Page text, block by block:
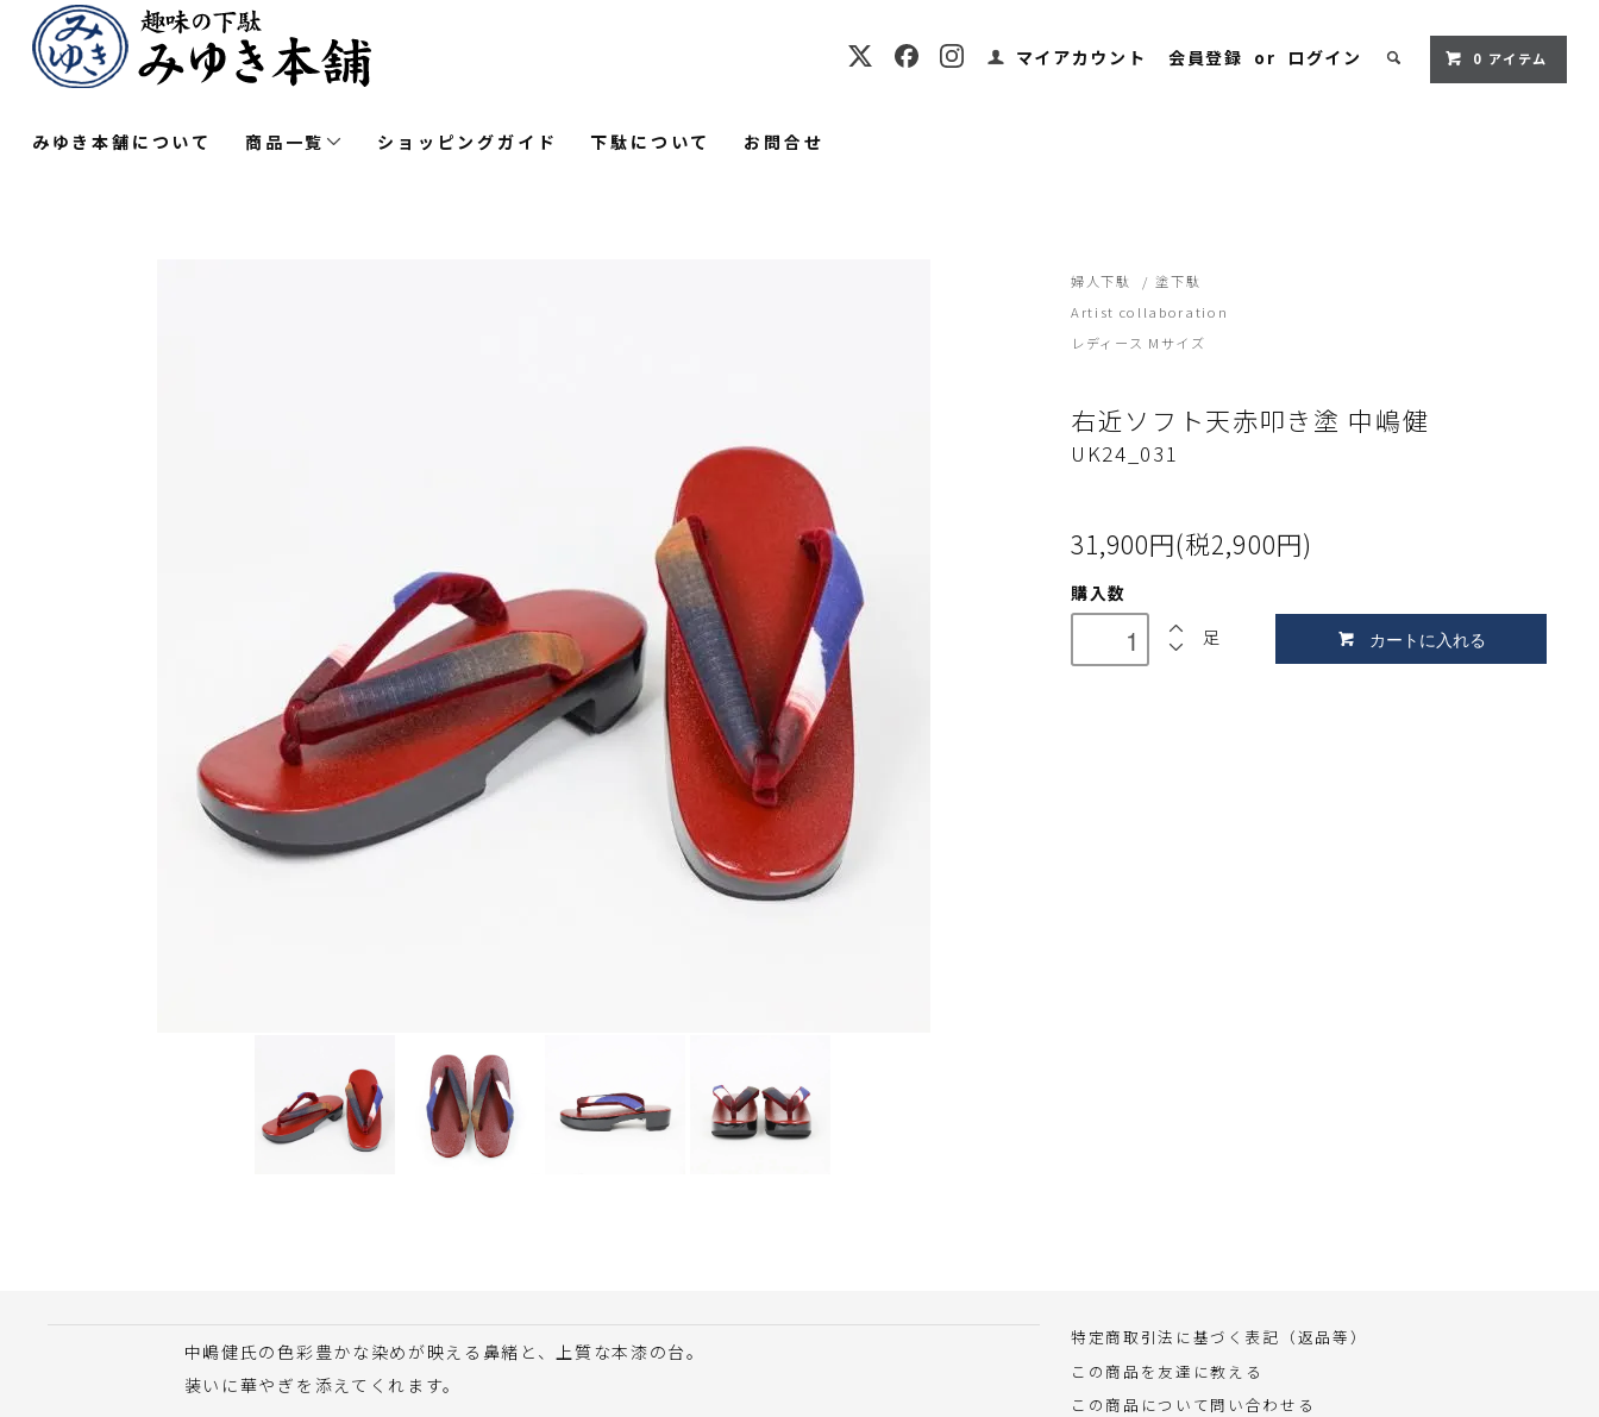
マイアカウント 会員登録 or ログイン 0 アイテム
みゆき本舗について 商品一覧 ショッピングガイド 下駄について お問合せ
婦人下駄 / 塗下駄
Artist collaboration
レディース Mサイズ
右近ソフト天赤叩き塗 中嶋健
UK24_031
31,900円(税2,900円)
購入数
足
カートに入れる
中嶋健氏の色彩豊かな染めが映える鼻緒と、上質な本漆の台。
装いに華やぎを添えてくれます。
特定商取引法に基づく表記（返品等）
この商品を友達に教える
この商品について問い合わせる